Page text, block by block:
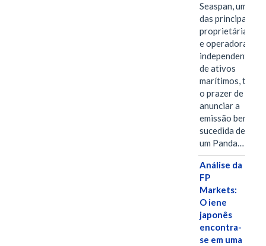
Seaspan, uma
das principais
proprietárias
e operadoras
independentes
de ativos
marítimos, tem
o prazer de
anunciar a
emissão bem-
sucedida de
um Panda…
Análise da
FP
Markets:
O iene
japonês
encontra-
se em uma